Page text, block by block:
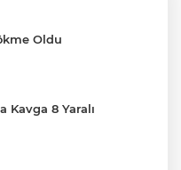
Oldu
Kavga 8 Yaralı